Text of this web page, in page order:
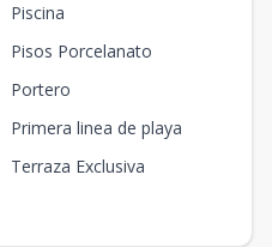
Piscina
Pisos Porcelanato
Portero
Primera linea de playa
Terraza Exclusiva